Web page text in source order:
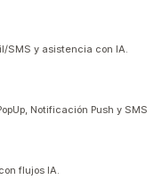
SMS y asistencia con IA.
Notificación Push y SMS
flujos IA.